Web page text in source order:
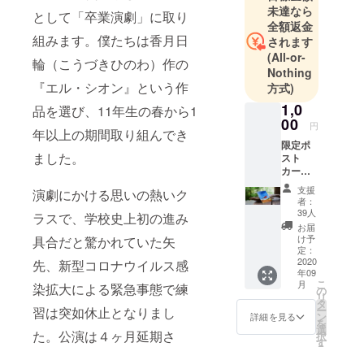
として「卒業演劇」に取り
組みます。僕たちは香月日
輪（こうづきひのわ）作の
『エル・シオン』という作
品を選び、11年生の春から1
年以上の期間取り組んでき
ました。
演劇にかける思いの熱いク
ラスで、学校史上初の進み
具合だと驚かれていた矢
先、新型コロナウイルス感
染拡大による緊急事態で練
習は突如休止となりまし
た。公演は４ヶ月延期さ
未達なら
全額返金
されます
(All-or-
Nothing
方式)
1,0
00 円
限定ポ
スト
カー
ド、感
謝状支援
者：
39人
お届
け予
定：
2020
年09
月
詳細を見る
こ
の
リ
タ
ー
ン
を
選
択
す